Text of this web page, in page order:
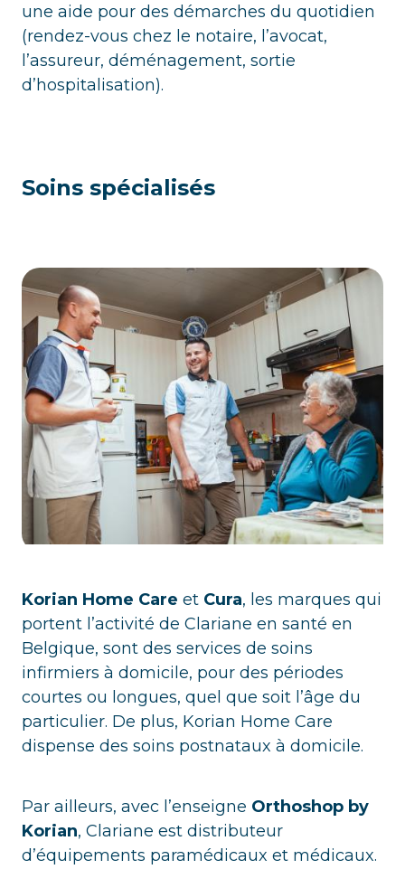
une aide pour des démarches du quotidien
(rendez-vous chez le notaire, l’avocat,
l’assureur, déménagement, sortie
d’hospitalisation).
Soins spécialisés
Korian Home Care et Cura, les marques qui
portent l’activité de Clariane en santé en
Belgique, sont des services de soins
infirmiers à domicile, pour des périodes
courtes ou longues, quel que soit l’âge du
particulier. De plus, Korian Home Care
dispense des soins postnataux à domicile.
Par ailleurs, avec l’enseigne Orthoshop by
Korian, Clariane est distributeur
d’équipements paramédicaux et médicaux.